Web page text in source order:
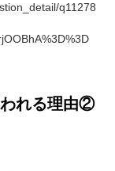
q11278
われる理由②